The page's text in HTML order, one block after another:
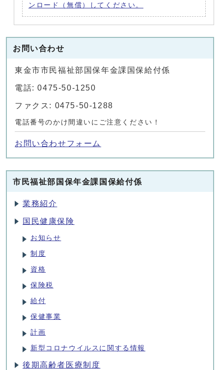
ンロード（無償）してください。
お問い合わせ
東金市市民福祉部国保年金課国保給付係
電話: 0475-50-1250
ファクス: 0475-50-1288
電話番号のかけ間違いにご注意ください！
お問い合わせフォーム
市民福祉部国保年金課国保給付係
業務紹介
国民健康保険
お知らせ
制度
資格
保険税
給付
保健事業
計画
新型コロナウイルスに関する情報
後期高齢者医療制度